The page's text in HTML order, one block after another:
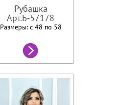
Рубашка
Арт.Б-57178
Размеры: с 48 по 58